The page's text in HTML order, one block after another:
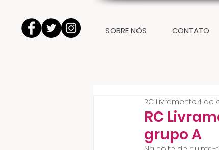
SOBRE NÓS CONTATO
RC
grupo A
RC Livramento4 de